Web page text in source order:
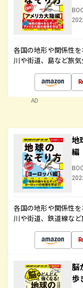
各国の地形や関係性を
川や街道、島など旅
AD
地
編
各国の地形や関係性を
川や街道、鉄道線な
脳
歩